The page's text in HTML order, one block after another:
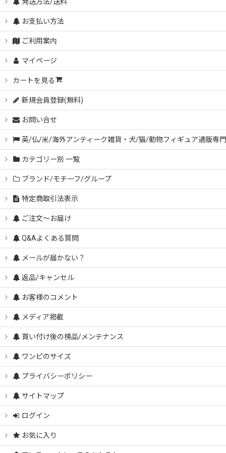
お支払い方法
ご利用案内
マイページ
カートを見る
新規会員登録(無料)
お問い合せ
英/仏/米/海外アンティーク雑貨・犬/猫/動物フィギュア通販専
カテゴリー別 一覧
ブランド/モチーフ/グループ
特定商取引法表示
ご注文～お届け
Q&Aよくある質問
メールが届かない？
返品/キャンセル
お客様のコメント
メディア掲載
買い付け後の検品/メンテナンス
ワンピのサイズ
プライバシーポリシー
サイトマップ
ログイン
お気に入り